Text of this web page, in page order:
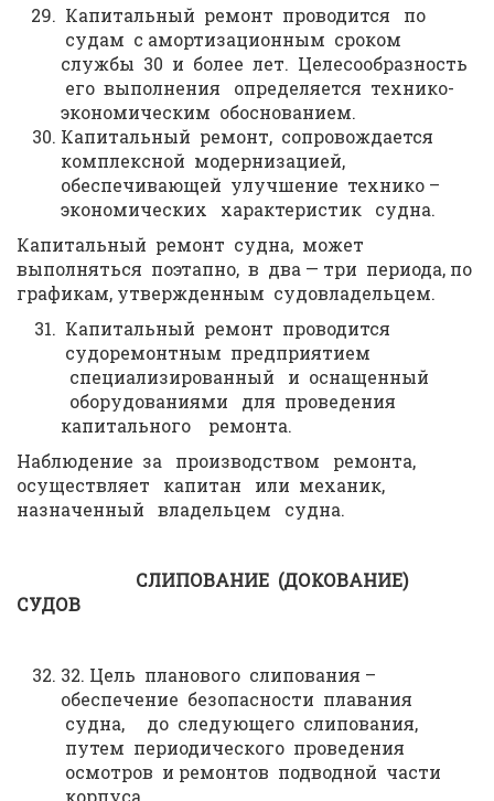
Капитальный ремонт проводится по
судам с амортизационным сроком
службы 30 и более лет. Целесообразность
его выполнения определяется технико-
экономическим обоснованием.
Капитальный ремонт, сопровождается
комплексной модернизацией,
обеспечивающей улучшение технико –
экономических характеристик судна.
Капитальный ремонт судна, может
выполняться поэтапно, в два — три периода, по
графикам, утвержденным судовладельцем.
Капитальный ремонт проводится
судоремонтным предприятием
специализированный и оснащенный
оборудованиями для проведения
капитального ремонта.
Наблюдение за производством ремонта,
осуществляет капитан или механик,
назначенный владельцем судна.
СЛИПОВАНИЕ (ДОКОВАНИЕ)
СУДОВ
32. Цель планового слипования –
обеспечение безопасности плавания
судна, до следующего слипования,
путем периодического проведения
осмотров и ремонтов подводной части
корпуса.